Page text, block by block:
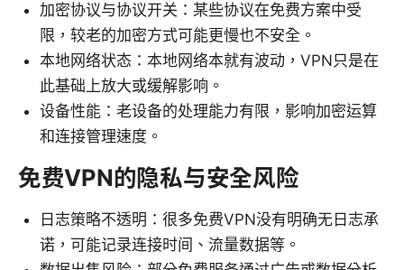
加密协议与协议开关：某些协议在免费方案中受
限，较老的加密方式可能更慢也不安全。
本地网络状态：本地网络本就有波动，VPN只是在
此基础上放大或缓解影响。
设备性能：老设备的处理能力有限，影响加密运算
和连接管理速度。
免费VPN的隐私与安全风险
日志策略不透明：很多免费VPN没有明确无日志承
诺，可能记录连接时间、流量数据等。